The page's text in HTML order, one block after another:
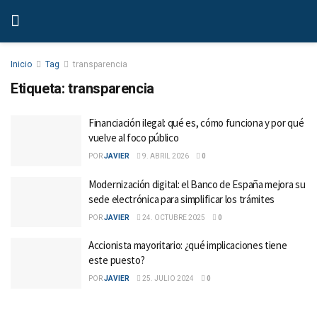
Inicio Tag transparencia
Etiqueta: transparencia
Financiación ilegal: qué es, cómo funciona y por qué
vuelve al foco público
PORJAVIER 9. ABRIL 2026 0
Modernización digital: el Banco de España mejora su
sede electrónica para simplificar los trámites
PORJAVIER 24. OCTUBRE 2025 0
Accionista mayoritario: ¿qué implicaciones tiene
este puesto?
PORJAVIER 25. JULIO 2024 0